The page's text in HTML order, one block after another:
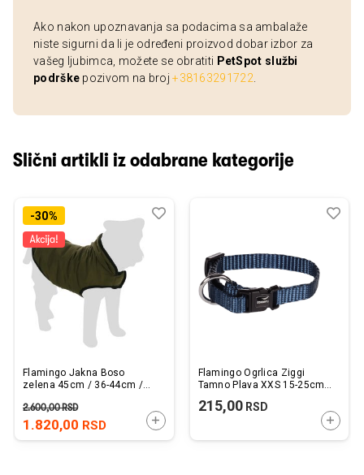
Ako nakon upoznavanja sa podacima sa ambalaže
niste sigurni da li je određeni proizvod dobar izbor za
vašeg ljubimca, možete se obratiti PetSpot službi
podrške pozivom na broj+38163291722
Slični artikli iz odabrane kategorije
-30%
Flamingo Jakna Boso
zelena 45cm / 36-44cm /
1.820,00 RSD
2.600,00RSD
DODAJTE U KORPU
Dodaj
Uporedi
Flamingo Ogrlica Ziggi
Tamno Plava XXS 15-25cm x
215,00RSD